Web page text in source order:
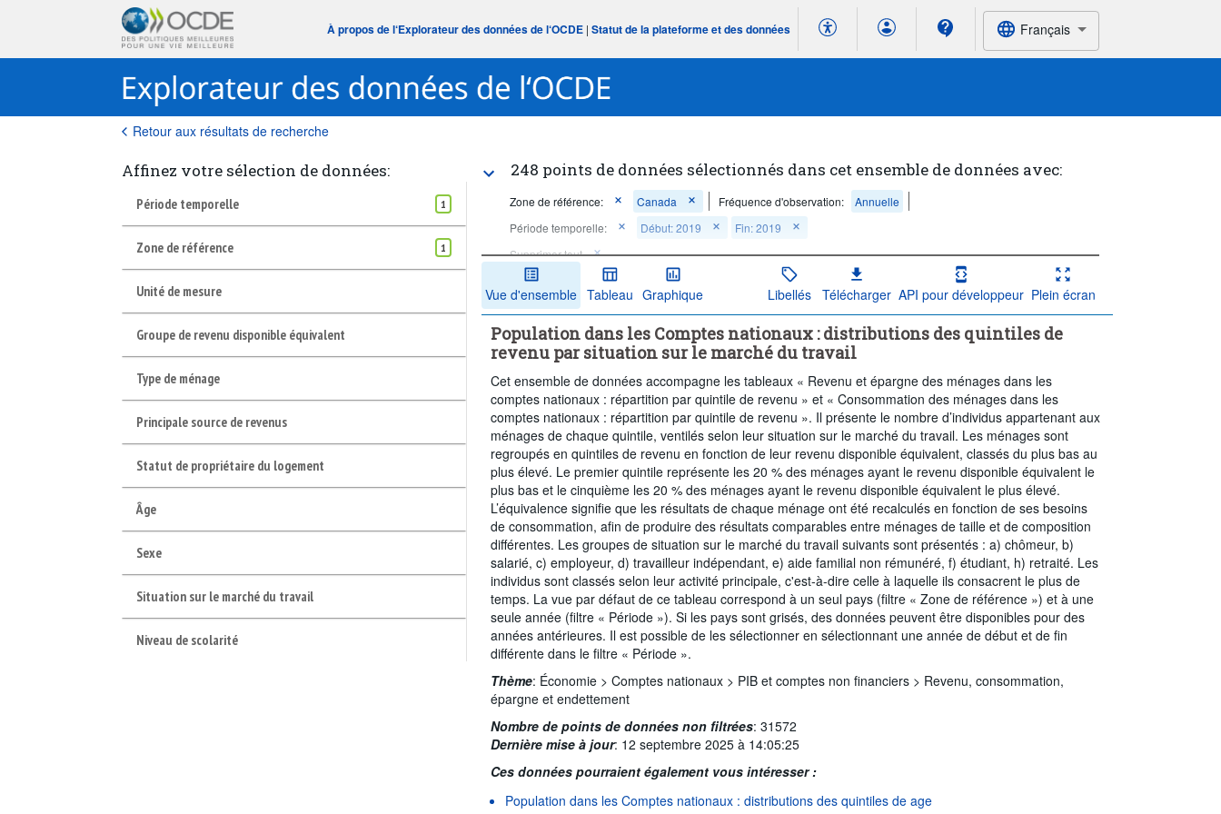
À propos de l‘Explorateur des données de l‘OCDE |Statut de la plateforme et des données Français
Retour aux résultats de recherche
Affinez votre sélection de données:
Période temporelle 1
Zone de référence 1
Unité de mesure
Groupe de revenu disponible équivalent
Type de ménage
Principale source de revenus
Statut de propriétaire du logement
Âge
Sexe
Situation sur le marché du travail
Niveau de scolarité
248 points de données sélectionnés dans cet ensemble de données avec:
Zone de référence: Canada Fréquence d'observation:
Annuelle
Période temporelle:
Début: 2019
Fin: 2019
Supprimer tout
Vue d'ensemble Tableau Graphique Libellés Télécharger API pour développeur Plein écran
Population dans les Comptes nationaux : distributions des quintiles de
revenu par situation sur le marché du travail
Cet ensemble de données accompagne les tableaux « Revenu et épargne des ménages dans les
comptes nationaux : répartition par quintile de revenu » et « Consommation des ménages dans les
comptes nationaux : répartition par quintile de revenu ». Il présente le nombre d’individus appartenant aux
ménages de chaque quintile, ventilés selon leur situation sur le marché du travail. Les ménages sont
regroupés en quintiles de revenu en fonction de leur revenu disponible équivalent, classés du plus bas au
plus élevé. Le premier quintile représente les 20 % des ménages ayant le revenu disponible équivalent le
plus bas et le cinquième les 20 % des ménages ayant le revenu disponible équivalent le plus élevé.
L’équivalence signifie que les résultats de chaque ménage ont été recalculés en fonction de ses besoins
de consommation, afin de produire des résultats comparables entre ménages de taille et de composition
différentes. Les groupes de situation sur le marché du travail suivants sont présentés : a) chômeur, b)
salarié, c) employeur, d) travailleur indépendant, e) aide familial non rémunéré, f) étudiant, h) retraité. Les
individus sont classés selon leur activité principale, c'est-à-dire celle à laquelle ils consacrent le plus de
temps. La vue par défaut de ce tableau correspond à un seul pays (filtre « Zone de référence ») et à une
seule année (filtre « Période »). Si les pays sont grisés, des données peuvent être disponibles pour des
années antérieures. Il est possible de les sélectionner en sélectionnant une année de début et de fin
différente dans le filtre « Période ».
Thème: Économie >Comptes nationaux > PIB et comptes non financiers > Revenu, consommation,
épargne et endettement
Nombre de points de données non filtrées:31572
Dernière mise à jour: 12 septembre 2025 à 14:05:25
Ces données pourraient également vous intéresser :
Population dans les Comptes nationaux : distributions des quintiles de age